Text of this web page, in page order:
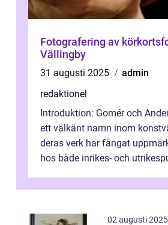
Fotografering av
Vällingby
31 augusti 2025
admin
redaktionel
Introduktion: Gomér och
ett välkänt namn inom
deras verk har fångat
hos både inrikes- och
02 augusti 2025